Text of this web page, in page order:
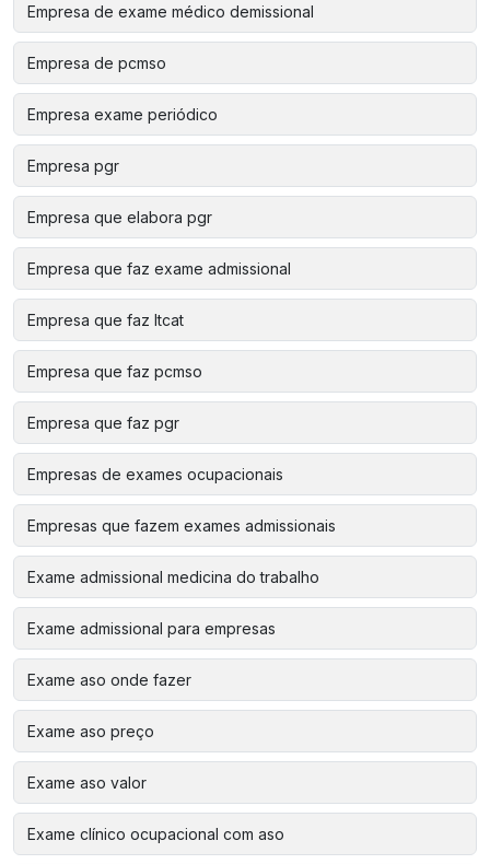
Empresa de exame médico demissional
Empresa de pcmso
Empresa exame periódico
Empresa pgr
Empresa que elabora pgr
Empresa que faz exame admissional
Empresa que faz ltcat
Empresa que faz pcmso
Empresa que faz pgr
Empresas de exames ocupacionais
Empresas que fazem exames admissionais
Exame admissional medicina do trabalho
Exame admissional para empresas
Exame aso onde fazer
Exame aso preço
Exame aso valor
Exame clínico ocupacional com aso